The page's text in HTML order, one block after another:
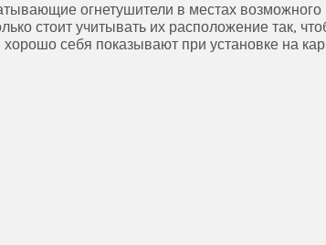
огнетушители в местах
стоит учитывать их расположение так,
себя показывают при установке на